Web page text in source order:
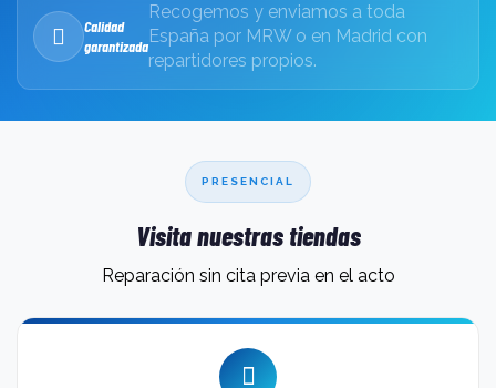
Calidad
garantizada
Recogemos y enviamos a toda
España por MRW o en Madrid con
repartidores propios.
PRESENCIAL
Visita nuestras tiendas
Reparación sin cita previa en el acto